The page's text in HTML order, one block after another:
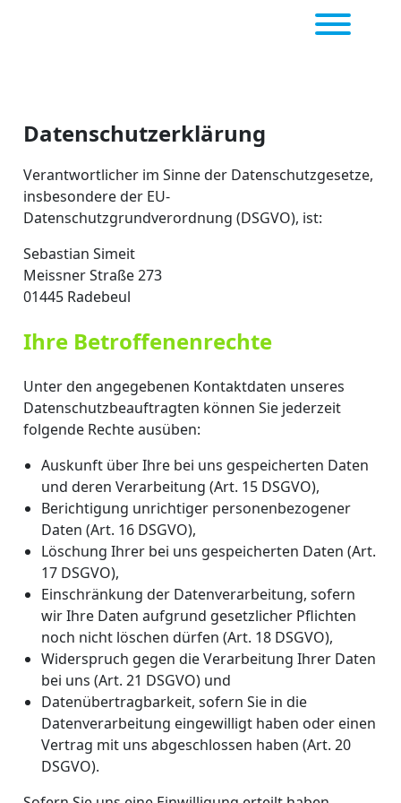
Datenschutzerklärung
Verantwortlicher im Sinne der Datenschutzgesetze,
insbesondere der EU-
Datenschutzgrundverordnung (DSGVO), ist:
Sebastian Simeit
Meissner Straße 273
01445 Radebeul
Ihre Betroffenenrechte
Unter den angegebenen Kontaktdaten unseres
Datenschutzbeauftragten können Sie jederzeit
folgende Rechte ausüben:
Auskunft über Ihre bei uns gespeicherten Daten
und deren Verarbeitung (Art. 15 DSGVO),
Berichtigung unrichtiger personenbezogener
Daten (Art. 16 DSGVO),
Löschung Ihrer bei uns gespeicherten Daten (Art.
17 DSGVO),
Einschränkung der Datenverarbeitung, sofern
wir Ihre Daten aufgrund gesetzlicher Pflichten
noch nicht löschen dürfen (Art. 18 DSGVO),
Widerspruch gegen die Verarbeitung Ihrer Daten
bei uns (Art. 21 DSGVO) und
Datenübertragbarkeit, sofern Sie in die
Datenverarbeitung eingewilligt haben oder einen
Vertrag mit uns abgeschlossen haben (Art. 20
DSGVO).